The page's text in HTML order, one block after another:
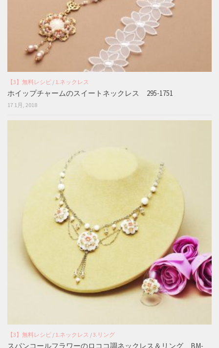
【3】無料レシピ / 1.ネックレス
ホイップチャームのスイートネックレス 295-1751
17 1月, 2018
【3】無料レシピ / 1.ネックレス /3.リング
スパンコールフラワーのロココ調ネックレス＆リング BM-